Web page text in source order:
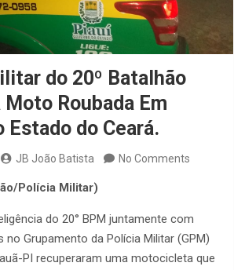
do 20º Batalhão
Moto Roubada Em
Estado do Ceará.
JB João Batista No Comments
Polícia Militar)
do 20° BPM juntamente com
Grupamento da Polícia Militar (GPM)
PI recuperaram uma motocicleta que